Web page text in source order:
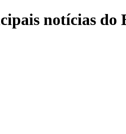
notícias do